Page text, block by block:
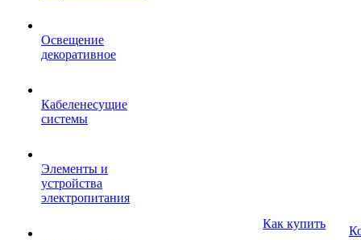
Освещение
декоративное
Кабеленесущие
системы
Элементы и
устройства
электропитания
Как купить